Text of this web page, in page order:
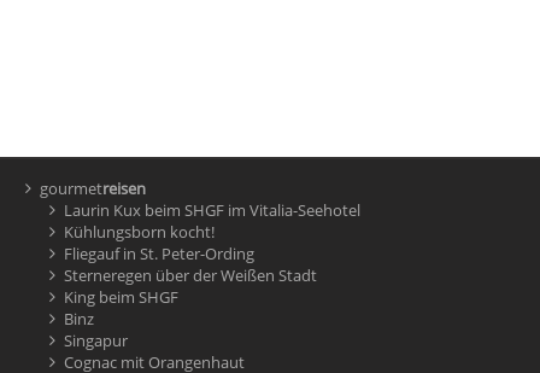
gourmetreisen
Laurin Kux beim SHGF im Vitalia-Seehotel
Kühlungsborn kocht!
Fliegauf in St. Peter-Ording
Sterneregen über der Weißen Stadt
King beim SHGF
Binz
Singapur
Cognac mit Orangenhaut